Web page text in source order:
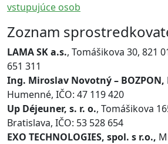
vstupujúce osob
Zoznam
LAMA SK a.s., Tomášikova 30, 821
651 311
Ing. Miroslav Novotný – BOZPON,
Humenné, IČO: 47 119 420
Up Déjeuner, s. r. o., Tomášikova
Bratislava, IČO: 53 528 654
EXO TECHNOLOGIES, spol. s r.o.,